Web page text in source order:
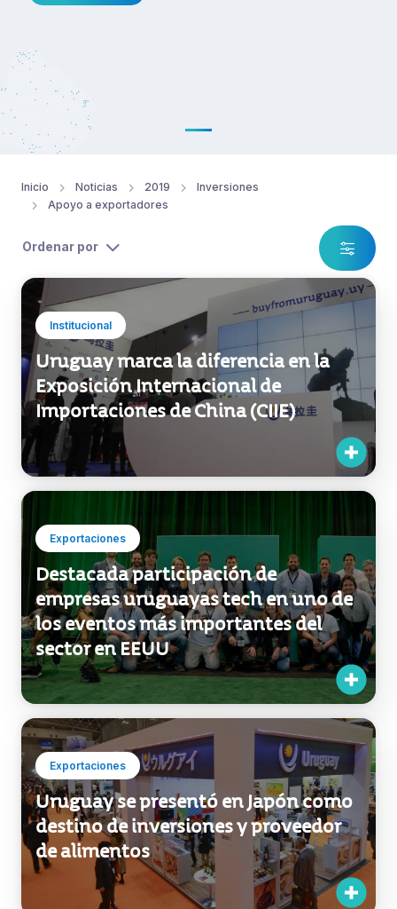
Inicio Noticias 2019
Inversiones
Apoyo a exportadores
Ordenar por
Institucional
Uruguay marca la diferencia en la
Exposición Internacional de
Importaciones de China (CIIE)
Exportaciones
Destacada participación de
empresas uruguayas tech en uno de
los eventos más importantes del
sector en EEUU
Exportaciones
Uruguay se presentó en Japón como
destino de inversiones y proveedor
de alimentos